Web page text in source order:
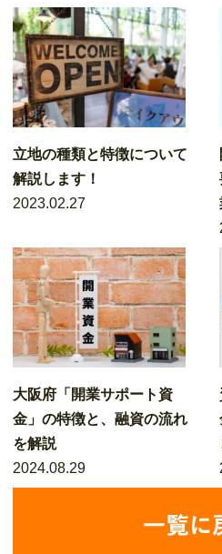
立地の種類と特徴について
解説します！
2023.02.27
大阪府「開業サポート資
金」の特徴と、融資の流れ
を解説
2024.08.29